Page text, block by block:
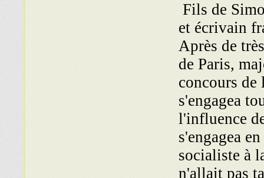
Fils de
et écrivain
Après de
de Paris,
concours
s'engagea
l'influence
s'engagea
socialiste à
n'allait pas